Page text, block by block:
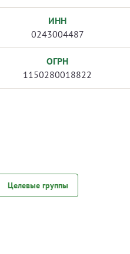
ИНН
0243004487
ОГРН
1150280018822
Целевые группы